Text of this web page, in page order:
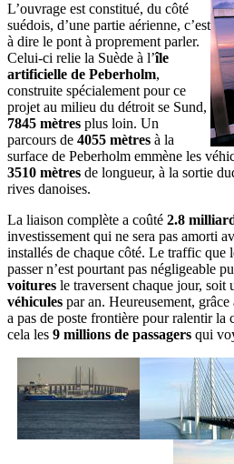
L’ouvrage est constitué, du côté
suédois, d’une partie aérienne, c’est
à dire le pont à proprement parler.
Celui-ci relie la Suède à l’île
artificielle de Peberholm,
construite spécialement pour ce
projet au milieu du détroit se Sund,
7845 mètres plus loin. Un
parcours de 4055 mètres à la
surface de Peberholm emmène les
3510 mètres de longueur, à la sortie
rives danoises.
La liaison complète a coûté 2.8
investissement qui ne sera pas amorti
installés de chaque côté. Le traffic que
passer n’est pourtant pas négligeable
voitures le traversent chaque jour, soit
véhicules par an. Heureusement,
a pas de poste frontière pour ralentir
cela les 9 millions de passagers qui